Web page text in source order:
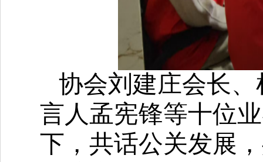
协会刘建庄会长
言人孟宪锋等十位
下，共话公关发展